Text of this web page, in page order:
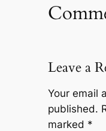
Leave a
Your email
published.
marked *